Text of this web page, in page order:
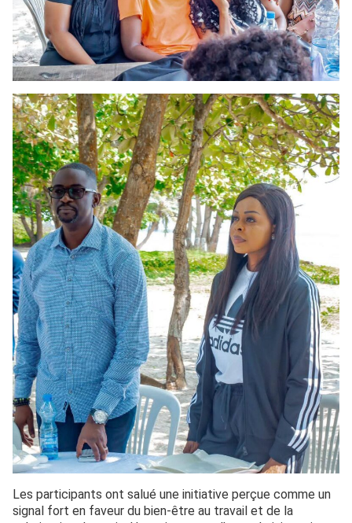
Les participants ont salué une initiative perçue comme un
signal fort en faveur du bien-être au travail et de la